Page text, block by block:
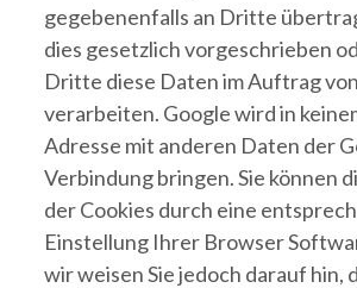
gegebenenfalls an Dritte
dies gesetzlich vorgeschrieben
Dritte diese Daten im Auftrag
verarbeiten. Google wird in
Adresse mit anderen Daten der
Verbindung bringen. Sie können
der Cookies durch eine
Einstellung Ihrer Browser
wir weisen Sie jedoch darauf hin,